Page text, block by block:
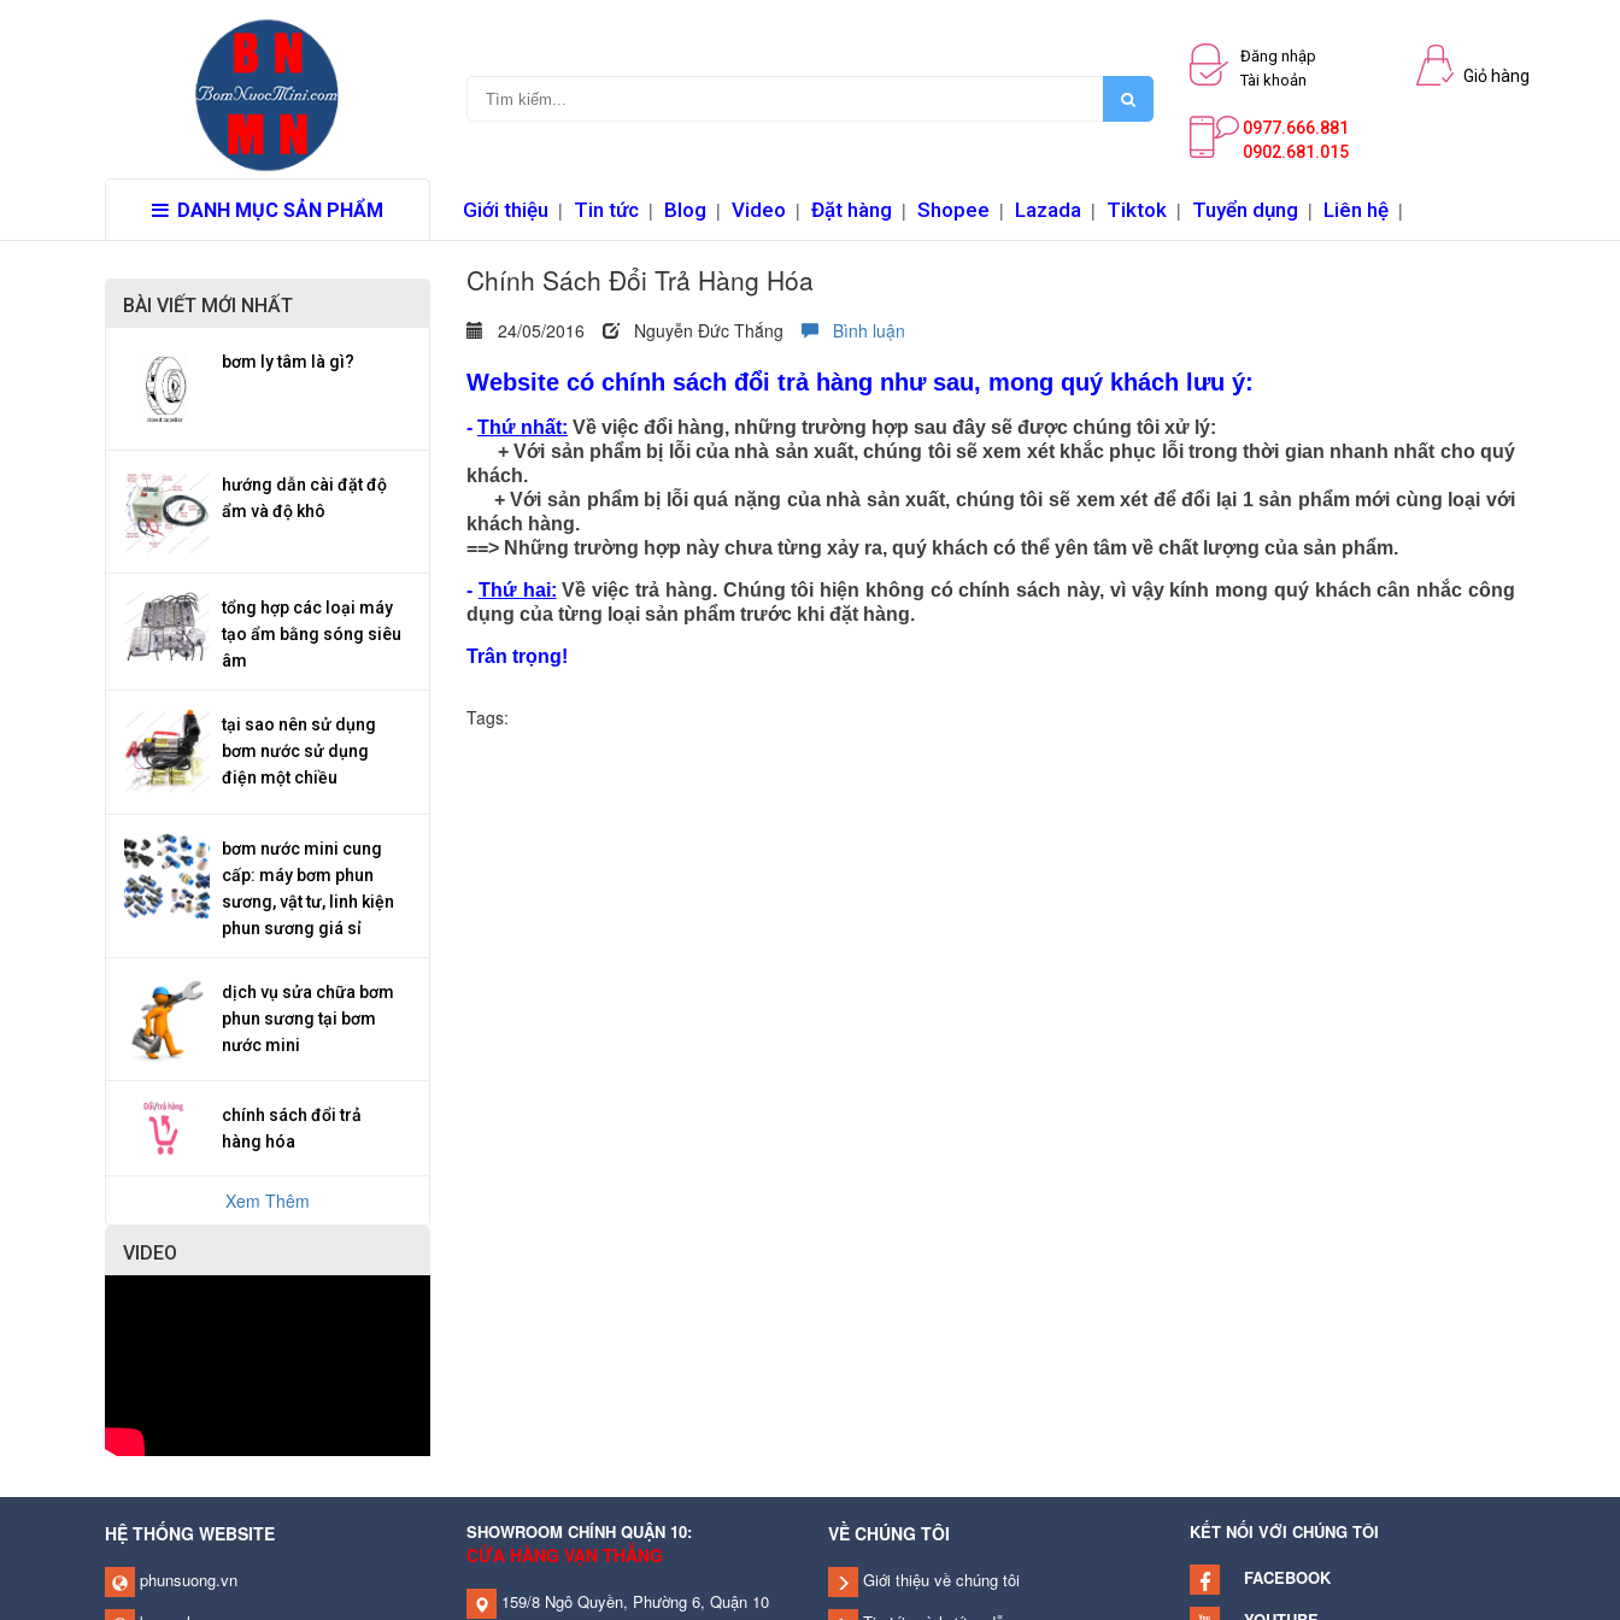
Đăng nhập
Tài khoản
Giỏ hàng
0977.666.881
0902.681.015
DANH MỤC SẢN PHẨM Giới thiệu | Tin tức | Blog | Video | Đặt hàng | Shopee | Lazada | Tiktok | Tuyển dụng | Liên hệ |
BÀI VIẾT MỚI NHẤT
bơm ly tâm là gì?
hướng dẫn cài đặt độ
ẩm và độ khô
tổng hợp các loại máy
tạo ẩm bằng sóng siêu
âm
tại sao nên sử dụng
bơm nước sử dụng
điện một chiều
bơm nước mini cung
cấp: máy bơm phun
sương, vật tư, linh kiện
phun sương giá sỉ
dịch vụ sửa chữa bơm
phun sương tại bơm
nước mini
chính sách đổi trả
hàng hóa
Xem Thêm
VIDEO
Chính Sách Đổi Trả Hàng Hóa
24/05/2016 Nguyễn Đức Thắng Bình luận
Website có chính sách đổi trả hàng như sau, mong quý khách lưu ý:
- Thứ nhất: Về việc đổi hàng, những trường hợp sau đây sẽ được chúng tôi xử lý:
+ Với sản phẩm bị lỗi của nhà sản xuất, chúng tôi sẽ xem xét khắc phục lỗi trong thời gian nhanh nhất cho quý
khách.
+ Với sản phẩm bị lỗi quá nặng của nhà sản xuất, chúng tôi sẽ xem xét để đổi lại 1 sản phẩm mới cùng loại với
khách hàng.
==> Những trường hợp này chưa từng xảy ra, quý khách có thể yên tâm về chất lượng của sản phẩm.
- Thứ hai: Về việc trả hàng. Chúng tôi hiện không có chính sách này, vì vậy kính mong quý khách cân nhắc công
dụng của từng loại sản phẩm trước khi đặt hàng.
Trân trọng!
Tags:
HỆ THỐNG WEBSITE
phunsuong.vn
SHOWROOM CHÍNH QUẬN 10:
CỬA HÀNG VẠN THẮNG
159/8 Ngô Quyền, Phường 6, Quận 10
VỀ CHÚNG TÔI
Giới thiệu về chúng tôi
KẾT NỐI VỚI CHÚNG TÔI
FACEBOOK